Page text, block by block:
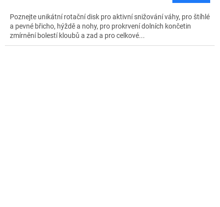
Poznejte unikátní rotační disk pro aktivní snižování váhy, pro štíhlé
a pevné břicho, hýždě a nohy, pro prokrvení dolních končetin
zmírnění bolestí kloubů a zad a pro celkové...